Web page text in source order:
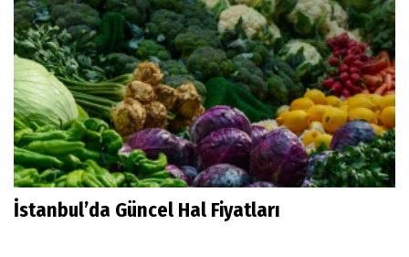
İstanbul’da Güncel Hal Fiyatları